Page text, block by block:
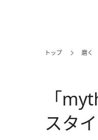
トップ 磨く
「
スタ